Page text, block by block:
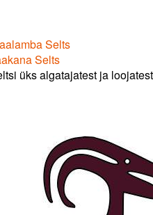
Selts
Selts
üks algatajatest ja